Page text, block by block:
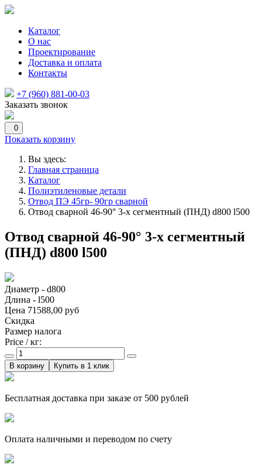
Каталог
О нас
Проектирование
Доставка и оплата
Контакты
+7 (960) 881-00-03
Заказать звонок
0
Показать корзину
Вы здесь:
Главная страница
Каталог
Полиэтиленовые детали
Отвод ПЭ 45гр- 90гр сварной
Отвод сварной 46-90° 3-х сегментный (ПНД) d800 l500
Отвод сварной 46-90° 3-х сегментный
(ПНД) d800 l500
Диаметр - d800
Длина - l500
Цена 71588,00 руб
Скидка
Размер налога
Price / кг:
Купить в 1 клик
Бесплатная доставка при заказе от 500 рублей
Оплата наличными и переводом по счету